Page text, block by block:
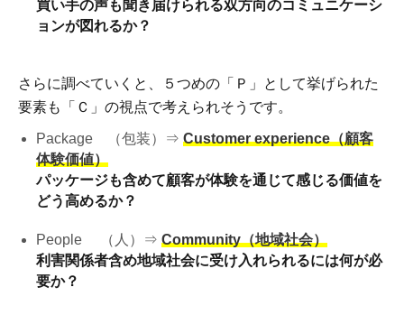
買い手の声も聞き届けられる双方向のコミュニケーシ
ョンが図れるか？
さらに調べていくと、５つめの「Ｐ」として挙げられた
要素も「Ｃ」の視点で考えられそうです。
Package （包装）⇒ Customer experience（顧客
体験価値）
パッケージも含めて顧客が体験を通じて感じる価値を
どう高めるか？
People （人）⇒ Community（地域社会）
利害関係者含め地域社会に受け入れられるには何が必
要か？